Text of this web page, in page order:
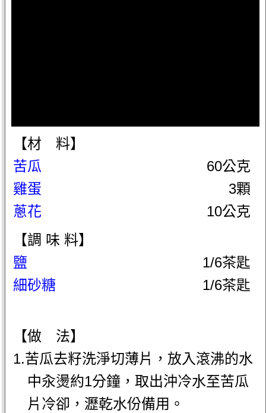
【材 料】
苦瓜
60公克
雞蛋
3顆
蔥花
10公克
【調 味 料】
鹽
1/6茶匙
細砂糖
1/6茶匙
【做 法】
1.苦瓜去籽洗淨切薄片，放入滾沸的水
中汆燙約1分鐘，取出沖冷水至苦瓜
片冷卻，瀝乾水份備用。